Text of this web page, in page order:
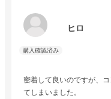
ヒロ
密着して良いのですが、
てしまいました。